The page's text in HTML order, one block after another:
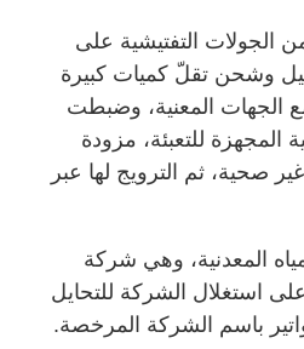
التفتيشية على
وشحن تقلّ كميات كبيرة
الجهات المعنية، وضبطت
المجهزة للتعبئة، مزودة
صحية، ثم الترويج لها عبر
المعدنية، وهي شركة
استغلال الشركة للتحايل
باسم الشركة المرخصة.